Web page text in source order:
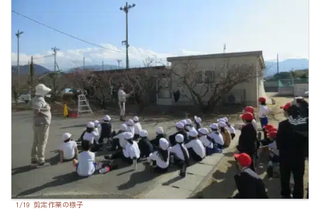
1/19 剪定作業の様子